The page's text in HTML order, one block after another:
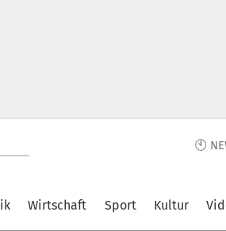
🕙
Wirtschaft Sport Kultur